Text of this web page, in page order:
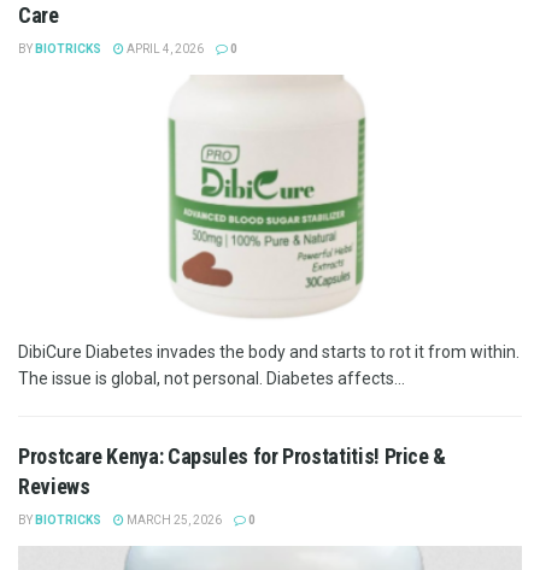
Care
BY BIOTRICKS APRIL 4, 2026 0
DibiCure Diabetes invades the body and starts to rot it from within.
The issue is global, not personal. Diabetes affects...
Prostcare Kenya: Capsules for Prostatitis! Price &
Reviews
BY BIOTRICKS MARCH 25, 2026 0